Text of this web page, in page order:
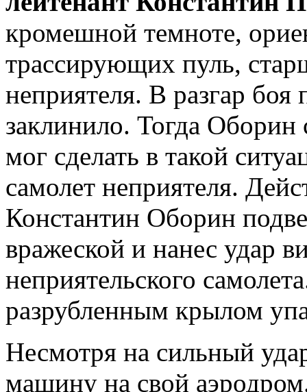
кромешной темноте,
трассирующих пуль,
неприятеля. В разгар боя
заклинило. Тогда Оборин
мог сделать в такой
самолет неприятеля.
Константин Оборин
вражеской и нанес удар
неприятельского
разрубленным крылом
Несмотря на сильный
машину на свой